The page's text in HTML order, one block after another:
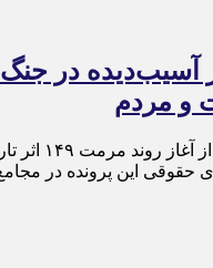
۱۴۹ اثر آسیب‌دیده در
و مردم
وزیر
حقوقی این پرونده در